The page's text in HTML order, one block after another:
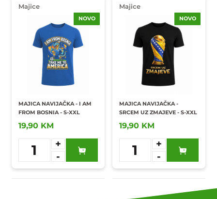
Majice
NOVO
MAJICA NAVIJAČKA - I AM
FROM BOSNIA - S-XXL
19,90 KM
1
+
-
Dodaj u
omiljene
Majice
NOVO
MAJICA NAVIJAČKA -
SRCEM UZ ZMAJEVE - S-XXL
19,90 KM
1
+
-
Dodaj u
omiljene